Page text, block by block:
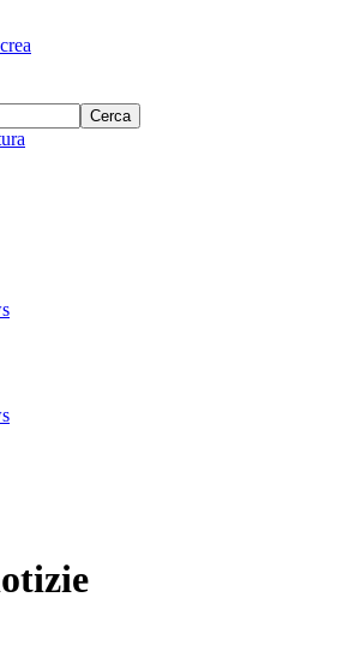
Cerca